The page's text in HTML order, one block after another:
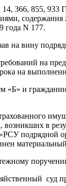
366, 855, 933
года N 177.
на вину
на
на
«Б» и
в